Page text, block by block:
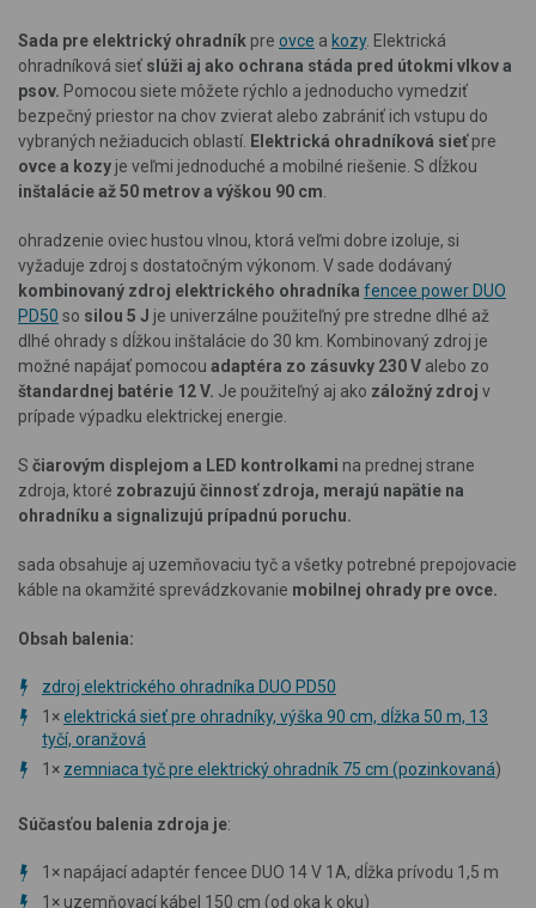
Sada pre elektrický ohradník pre ovce a kozy. Elektrická
ohradníková sieť slúži aj ako ochrana stáda pred útokmi vlkov a
psov. Pomocou siete môžete rýchlo a jednoducho vymedziť
bezpečný priestor na chov zvierat alebo zabrániť ich vstupu do
vybraných nežiaducich oblastí. Elektrická ohradníková sieťpre
ovce a kozy je veľmi jednoduché a mobilné riešenie. S dĺžkou
inštalácie až 50 metrov a výškou 90 cm
ohradzenie oviec hustou vlnou, ktorá veľmi dobre izoluje, si
vyžaduje zdroj s dostatočným výkonom. V sade dodávaný
kombinovaný zdroj elektrického ohradníka fencee power DUO
PD50 so silou 5 J je univerzálne použiteľný pre stredne dlhé až
dlhé ohrady s dĺžkou inštalácie do 30 km. Kombinovaný zdroj je
možné napájať pomocou adaptéra zo zásuvky 230 V alebo zo
štandardnej batérie 12 V. Je použiteľný aj ako záložný zdroj v
prípade výpadku elektrickej energie.
S čiarovým displejom a LED kontrolkami na prednej strane
zdroja, ktoré zobrazujú činnosť zdroja, merajú napätie na
ohradníku a signalizujú prípadnú poruchu.
sada obsahuje aj uzemňovaciu tyč a všetky potrebné prepojovacie
káble na okamžité sprevádzkovanie mobilnej ohrady pre ovce.
Obsah balenia:
zdroj elektrického ohradníka DUO PD50
1×elektrická sieť pre ohradníky, výška 90 cm, dĺžka 50 m, 13
tyčí, oranžová
1× zemniaca tyč pre elektrický ohradník 75 cm (pozinkovaná)
Súčasťou balenia zdroja je:
1× napájací adaptér fencee DUO 14 V 1A, dĺžka prívodu 1,5 m
1× uzemňovací kábel 150 cm (od oka k oku)